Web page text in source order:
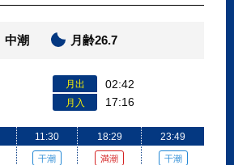
中潮 月齢26.7
月出 02:42
月入 17:16
11:30
干潮
18:29
満潮
23:49
干潮